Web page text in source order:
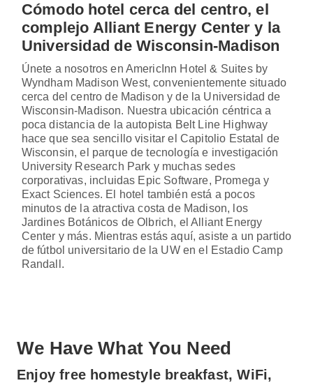
Cómodo hotel cerca del centro, el
complejo Alliant Energy Center y la
Universidad de Wisconsin-Madison
Únete a nosotros en AmericInn Hotel & Suites by
Wyndham Madison West, convenientemente situado
cerca del centro de Madison y de la Universidad de
Wisconsin-Madison. Nuestra ubicación céntrica a
poca distancia de la autopista Belt Line Highway
hace que sea sencillo visitar el Capitolio Estatal de
Wisconsin, el parque de tecnología e investigación
University Research Park y muchas sedes
corporativas, incluidas Epic Software, Promega y
Exact Sciences. El hotel también está a pocos
minutos de la atractiva costa de Madison, los
Jardines Botánicos de Olbrich, el Alliant Energy
Center y más. Mientras estás aquí, asiste a un partido
de fútbol universitario de la UW en el Estadio Camp
Randall.
We Have What You Need
Enjoy free homestyle breakfast, WiFi,